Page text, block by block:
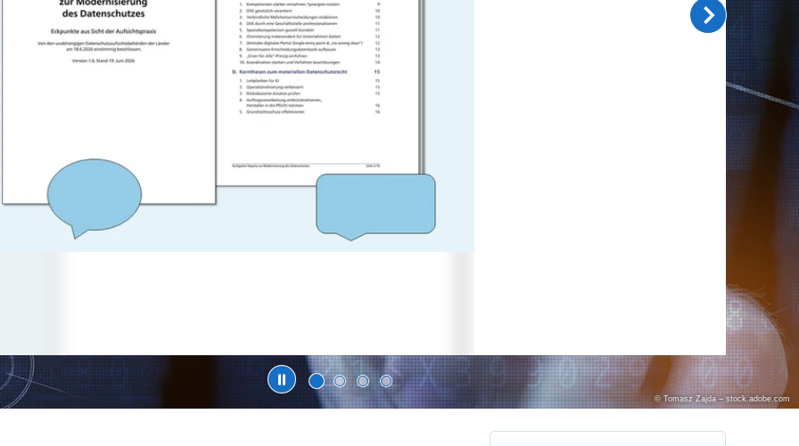
© Tomasz Zajda – stock.adobe.com
©
WEITERENTWICKELN